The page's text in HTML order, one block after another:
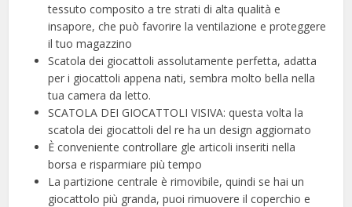
tessuto composito a tre strati di alta qualità e
insapore, che può favorire la ventilazione e proteggere
il tuo magazzino
Scatola dei giocattoli assolutamente perfetta, adatta
per i giocattoli appena nati, sembra molto bella nella
tua camera da letto.
SCATOLA DEI GIOCATTOLI VISIVA: questa volta la
scatola dei giocattoli del re ha un design aggiornato
È conveniente controllare gle articoli inseriti nella
borsa e risparmiare più tempo
La partizione centrale è rimovibile, quindi se hai un
giocattolo più granda, puoi rimuovere il coperchio e